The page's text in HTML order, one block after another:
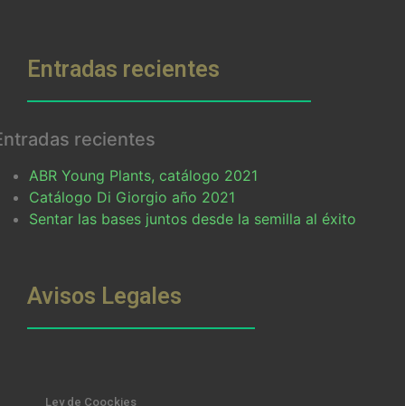
Entradas recientes
recientes
ABR Young Plants, catálogo 2021
Catálogo Di Giorgio año 2021
Sentar las bases juntos desde la semilla al éxito
Avisos Legales
Ley de Coockies